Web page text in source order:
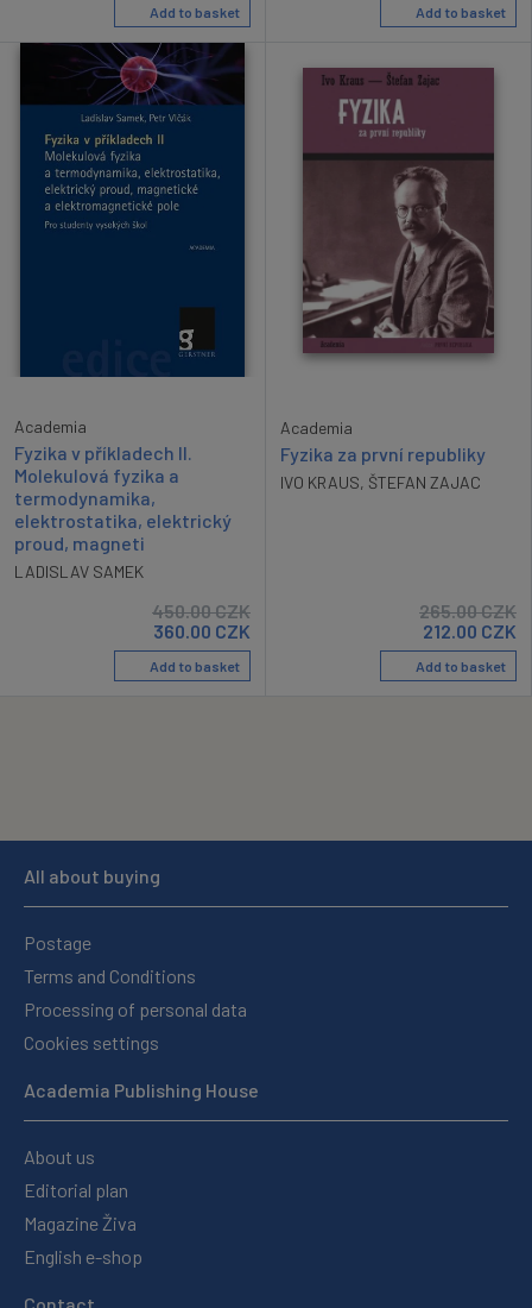
Add to basket Add to basket
Academia
Fyzika v příkladech II.
Molekulová fyzika a
termodynamika,
elektrostatika, elektrický
proud, magneti
LADISLAV SAMEK
450.00CZK
360.00 CZK
Add to basket
Academia
Fyzika za první republiky
IVO KRAUS, ŠTEFAN ZAJAC
265.00CZK
212.00 CZK
Add to basket
All about buying
Postage
Terms and Conditions
Processing of personal data
Cookies settings
Academia Publishing House
About us
Editorial plan
Magazine Živa
English e-shop
Contact